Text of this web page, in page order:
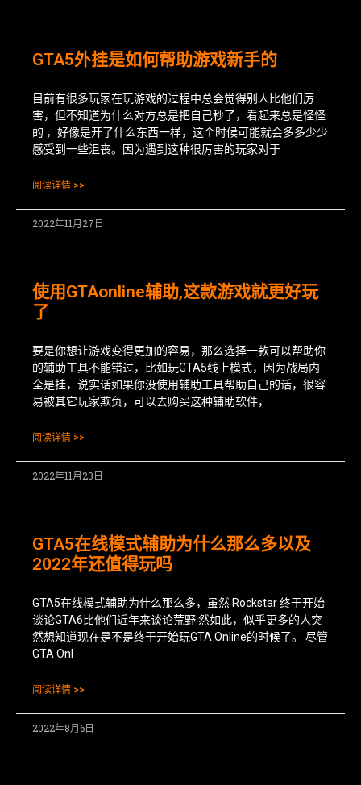
GTA5外挂是如何帮助游戏新手的
目前有很多玩家在玩游戏的过程中总会觉得别人比他们厉
害，但不知道为什么对方总是把自己秒了，看起来总是怪怪
的 ，好像是开了什么东西一样，这个时候可能就会多多少少
感受到一些沮丧。因为遇到这种很厉害的玩家对于
阅读详情 >>
2022年11月27日
使用GTAonline辅助,这款游戏就更好玩
了
要是你想让游戏变得更加的容易，那么选择一款可以帮助你
的辅助工具不能错过，比如玩GTA5线上模式，因为战局内
全是挂，说实话如果你没使用辅助工具帮助自己的话，很容
易被其它玩家欺负，可以去购买这种辅助软件，
阅读详情 >>
2022年11月23日
GTA5在线模式辅助为什么那么多以及
2022年还值得玩吗
GTA5在线模式辅助为什么那么多，虽然 Rockstar 终于开始
谈论GTA6比他们近年来谈论荒野 然如此，似乎更多的人突
然想知道现在是不是终于开始玩GTA Online的时候了。 尽管
GTA Onl
阅读详情 >>
2022年8月6日